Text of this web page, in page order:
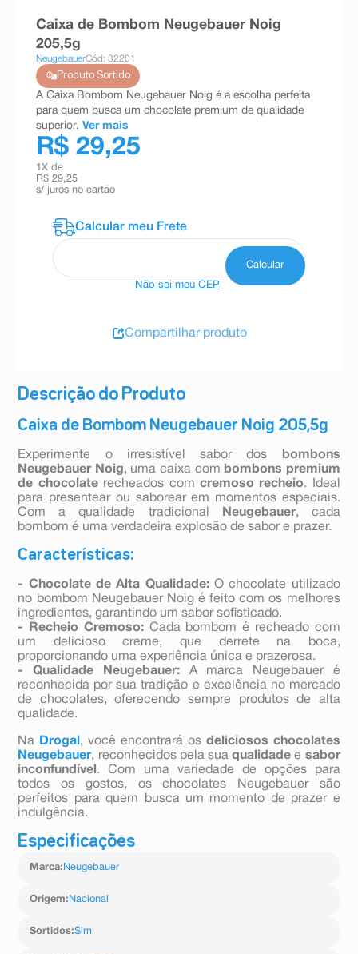
Descrição do Produto
Caixa de Bombom Neugebauer Noig 205,5g
Experimente o irresistível sabor dos
bombons
Neugebauer Noig, uma caixa com bombons premium
de chocolaterecheados com cremoso recheio. Ideal
para presentear ou saborear em momentos especiais.
Com a qualidade tradicional
Neugebauer, cada
bombom é uma verdadeira explosão de sabor e prazer.
Características:
- Chocolate de Alta Qualidade:O chocolate utilizado
no bombom Neugebauer Noig é feito com os melhores
ingredientes, garantindo um sabor sofisticado.
- Recheio Cremoso:Cada bombom é recheado com
um delicioso creme, que derrete na boca,
proporcionando uma experiência única e prazerosa.
- Qualidade Neugebauer:A marca Neugebauer é
reconhecida por sua tradição e excelência no mercado
de chocolates, oferecendo sempre produtos de alta
qualidade.
Na Drogal , você encontrará os deliciosos chocolates
Neugebauer, reconhecidos pela suaqualidade e sabor
inconfundível . Com uma variedade de opções para
todos os gostos, os chocolates Neugebauer são
perfeitos para quem busca um momento de prazer e
indulgência.
Especificações
Marca: Neugebauer
Origem: Nacional
Sortidos:Sim
Caixa de Bombom Neugebauer Noig
205,5g
NeugebauerCód: 32201
Produto Sortido
A Caixa Bombom Neugebauer Noig é a escolha perfeita
para quem busca um chocolate premium de qualidade
superior. Ver mais
R$ 29,25
1 X de
R$ 29,25
s/ juros no cartão
Não sei meu CEP
Compartilhar produto
teste gravidez
absorvente
10ºshampoo